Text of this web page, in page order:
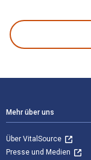
Mehr über uns
Über VitalSource
Presse und Medien